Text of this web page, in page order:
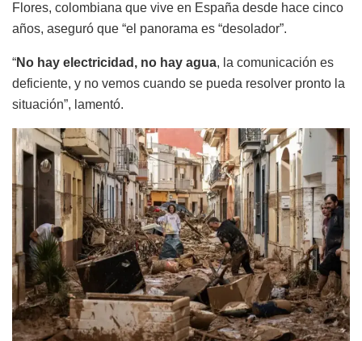
Flores, colombiana que vive en España desde hace cinco
años, aseguró que “el panorama es “desolador”.
“No hay electricidad, no hay agua, la comunicación es
deficiente, y no vemos cuando se pueda resolver pronto la
situación”, lamentó.